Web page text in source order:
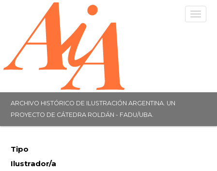
ARCHIVO HISTÓRICO DE ILUSTRACIÓN ARGENTINA. UN
PROYECTO DE CÁTEDRA ROLDÁN - FADU/UBA.
Tipo
Ilustrador/a